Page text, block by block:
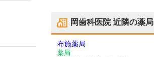
岡歯科医院近隣の薬局
布施薬局
薬局